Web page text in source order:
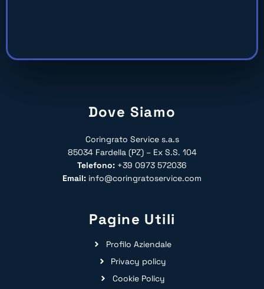
Dove Siamo
Coringrato Service s.a.s
85034 Fardella (PZ) – Ex S.S. 104
Telefono: +39 0973 572036
Email: info@coringratoservice.com
Pagine Utili
Profilo Aziendale
Privacy policy
Cookie Policy